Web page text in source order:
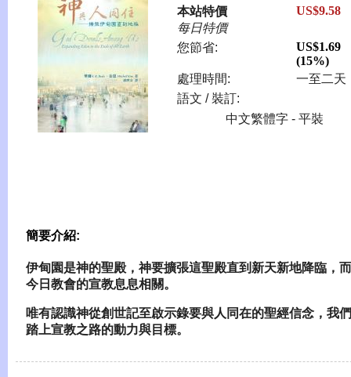
本站特價
每日特價
US$9.58
您節省:
US$1.69
(15%)
處理時間:
一至二天
語文 / 裝訂:
中文繁體字 - 平裝
簡要介紹:
伊甸園是神的聖殿，神要擴張這聖殿直到新天新地降臨，
今日教會的宣教息息相關。
唯有認識神從創世記至啟示錄要與人同在的聖經信念，我
踏上宣教之路的動力與目標。